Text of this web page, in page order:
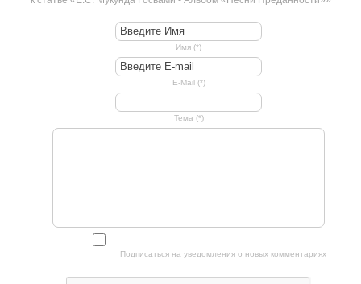
Имя (*)
E-Mail (*)
Тема (*)
Подписаться на уведомления о новых комментариях